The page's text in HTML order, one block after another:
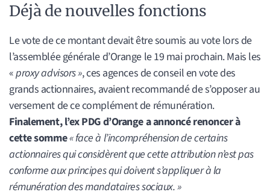
Déjà de nouvelles fonctions
Le vote de ce montant devait être soumis au vote lors de
l’assemblée générale d’Orange le 19 mai prochain. Mais les
«proxy advisors », ces agences de conseil en vote des
grands actionnaires, avaient recommandé de s’opposer au
versement de ce complément de rémunération.
Finalement, l’ex PDG d’Orange a annoncé renoncer à
cette somme« face à l’incompréhension de certains
actionnaires qui considèrent que cette attribution n’est pas
conforme aux principes qui doivent s’appliquer à la
rémunération des mandataires sociaux. »